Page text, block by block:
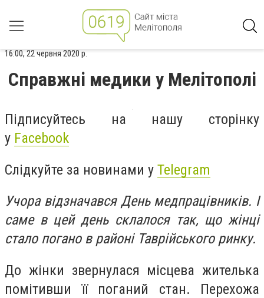
16:00, 22 червня 2020 р.
Справжні медики у Мелітополі
Підписуйтесь на нашу сторінку
у Facebook
Слідкуйте за новинами у Telegram
Учора відзначався День медпрацівників. І
саме в цей день склалося так, що жінці
стало погано в районі Таврійського ринку.
До жінки звернулася місцева жителька
помітивши її поганий стан. Перехожа